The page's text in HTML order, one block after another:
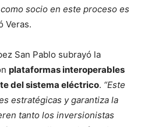
socio en este proceso es
Veras.
San Pablo subrayó la
plataformas interoperables
del sistema eléctrico. “Este
estratégicas y garantiza la
tanto los inversionistas